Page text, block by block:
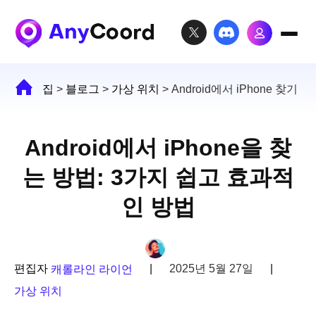
집 > 블로그 > 가상 위치 > Android에서 iPhone 찾기
Android에서 iPhone을 찾
는 방법: 3가지 쉽고 효과적
인 방법
편집자 캐롤라인 라이언 2025년 5월 27일
가상 위치